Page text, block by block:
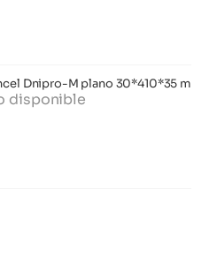
Dnipro-M plano 30*410*35 mm
disponible